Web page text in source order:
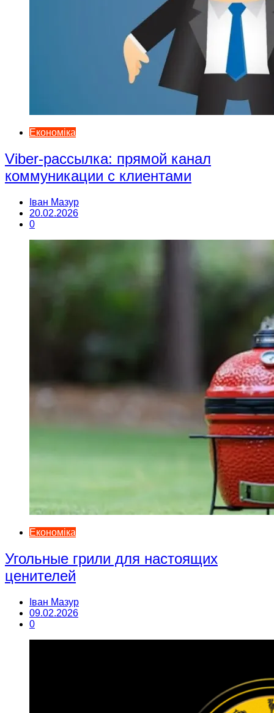
Економіка
Viber-рассылка: прямой канал
коммуникации с клиентами
Іван Мазур
20.02.2026
0
Економіка
Угольные грили для настоящих
ценителей
Іван Мазур
09.02.2026
0